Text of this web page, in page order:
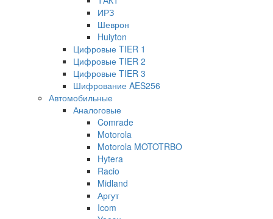
ИРЗ
Шеврон
Huiyton
Цифровые TIER 1
Цифровые TIER 2
Цифровые TIER 3
Шифрование AES256
Автомобильные
Аналоговые
Comrade
Motorola
Motorola MOTOTRBO
Hytera
Racio
Midland
Аргут
Icom